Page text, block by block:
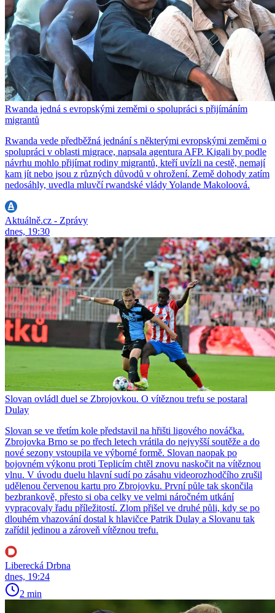
Rwanda jedná s evropskými zeměmi o spolupráci s přijímáním
migrantů
Rwanda vede předběžná jednání s některými evropskými zeměmi o
spolupráci v oblasti migrace, napsala agentura AFP. Kigali by podle
návrhu mohlo přijímat rodiny migrantů, kteří uvízli na cestě, nemají
kam jít nebo jsou z různých důvodů v ohrožení. Země dohody zatím
nedosáhly, uvedla mluvčí rwandské vlády Yolande Makoloová.
Aktuálně.cz - Zprávy
dnes, 19:30
Slovan ovládl duel se Zbrojovkou. O vítěznou trefu se postaral
Dulay
Slovan se ve třetím kole představil na hřišti ligového nováčka.
Zbrojovka Brno se po třech letech vrátila do nejvyšší soutěže a do
nové sezony vstoupila ve výborné formě. Slovan naopak po
bojovném výkonu proti Teplicím chtěl znovu naskočit na vítěznou
vlnu. V úvodu duelu hlavní sudí po zásahu videorozhodčího zrušil
udělenou červenou kartu pro Zbrojovku. První půle tak skončila
bezbrankově, přesto si oba celky ve velmi náročném utkání
vypracovaly řadu příležitostí. Zlom přišel ve druhé půli, kdy se po
dlouhém vhazování dostal k hlavičce Patrik Dulay a Slovanu tak
zařídil jedinou a zároveň vítěznou trefu.
Liberecká Drbna
dnes, 19:24
2 min